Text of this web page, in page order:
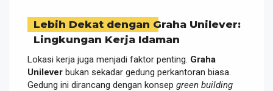
Lebih Dekat dengan Graha Unilever:
Lingkungan Kerja Idaman
Lokasi kerja juga menjadi faktor penting. Graha
Unilever bukan sekadar gedung perkantoran biasa.
Gedung ini dirancang dengan konsep green building